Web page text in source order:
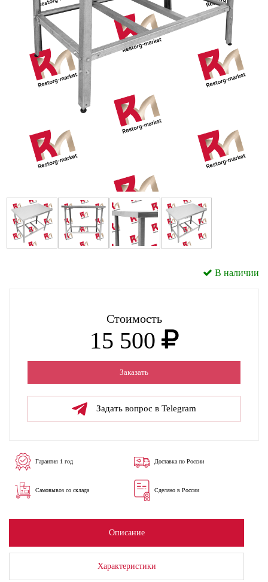
В наличии
Стоимость
15 500
Заказать
Задать вопрос в Telegram
Гарантия 1 год Доставка по России
Самовывоз со склада Сделано в России
Описание
Характеристики